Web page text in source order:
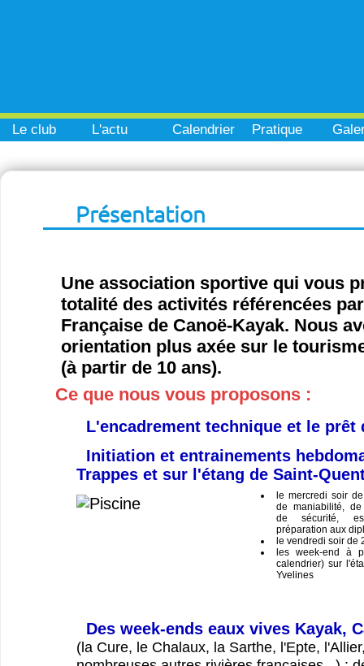
Le club L'actu Calendrier Pratique
Présentation
Une association sportive qui vous
totalité des activités référencées
Française de Canoë-Kayak. Nous
orientation plus axée sur le
(à partir de 10 ans).
Ce que nous vous proposons :
L'encadrement technique et le prêt
Initiation et entrainements
Trappes et sur l'étang de Saint-
le mercredi soir
de maniabilité,
de sécurité,
préparation aux
le vendredi soir de
les week-end à
calendrier) sur
Yvelines
Des week-ends eaux vives Kayak,
(la Cure, le Chalaux, la Sarthe, l'Epte,